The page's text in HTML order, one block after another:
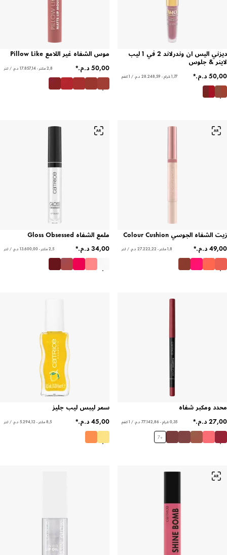
ديزني اليس ان وندرلاند 2 في 1 ليب
لاينر & جلوس
1,77 غرام - ‏28.248,59 د.م.‏ / 1 كغم
موس الشفاه غير اللامع Pillow Like
2,8 ملتر - ‏17.857,14 د.م.‏ / لتر
زيت الشفاه الجوسي Colour Cushion
1,8 ملتر - ‏27.222,22 د.م.‏ / لتر
ملمع الشفاه Gloss Obsessed
2,5 ملتر - ‏13.600,00 د.م.‏ / لتر
محدد ومكبر شفاه
0,35 غرام - ‏77.142,86 د.م.‏ / 1 كغم
+
7
سمر ليبس ليب جليز
8,5 ملتر - ‏5.294,12 د.م.‏ / لتر